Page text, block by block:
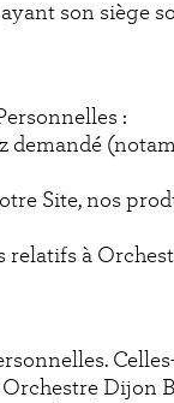
son siège
:
Site, nos
à